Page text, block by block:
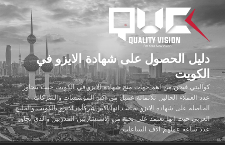
المحتوى
دليل الحصول على شهادة الايزو في
الكويت
كواليتي فيجن من اهم جهات منح شهادة الايزو في الكويت حيث يتجاوز
عدد العملاء الحالين ثلاثمائة عميل من اكبر المؤسسات والشركات
الحاصله على شهادة الايزو بجانب انها اكبر شركات الايزو بالكويت والخليج
العربي حيث انها تعتمد على نخبة من الاستشاريين المدربين والذي تجاوز
عدد ساعه عملهم الاف الساعات